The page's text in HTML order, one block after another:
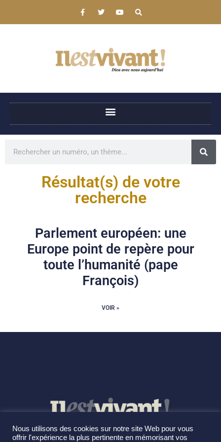
Résultat(s) de votre
recherche
Parlement européen: une
Europe point de repère pour
toute l’humanité (pape
François)
VOIR »
Nous utilisons des cookies sur notre site Web pour vous
offrir l'expérience la plus pertinente en mémorisant vos